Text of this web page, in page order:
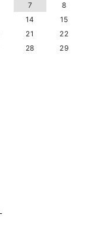
7
8
14
15
21
22
28
29